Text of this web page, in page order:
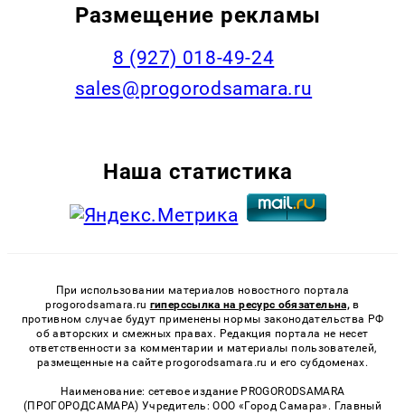
Размещение рекламы
8 (927) 018-49-24
sales@progorodsamara.ru
Наша статистика
При использовании материалов новостного портала
progorodsamara.ru гиперссылка на ресурс обязательна, в
противном случае будут применены нормы законодательства РФ
об авторских и смежных правах. Редакция портала не несет
ответственности за комментарии и материалы пользователей,
размещенные на сайте progorodsamara.ru и его субдоменах.
Наименование: сетевое издание PROGORODSAMARA
(ПРОГОРОДСАМАРА) Учредитель: ООО «Город Самара». Главный